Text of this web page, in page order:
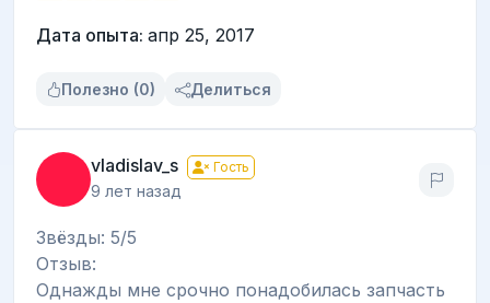
Дата опыта: апр 25, 2017
Полезно (0) Делиться
vladislav_s Гость
9 лет назад
Звёзды: 5/5
Отзыв:
Однажды мне срочно понадобилась запчасть